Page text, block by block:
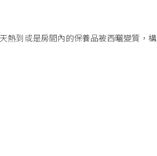
到或是房間內的保養品被西曬變質，